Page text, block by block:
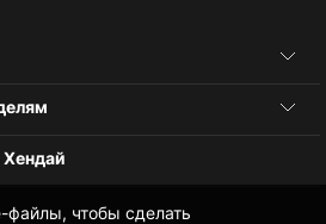
файлы, чтобы сделать